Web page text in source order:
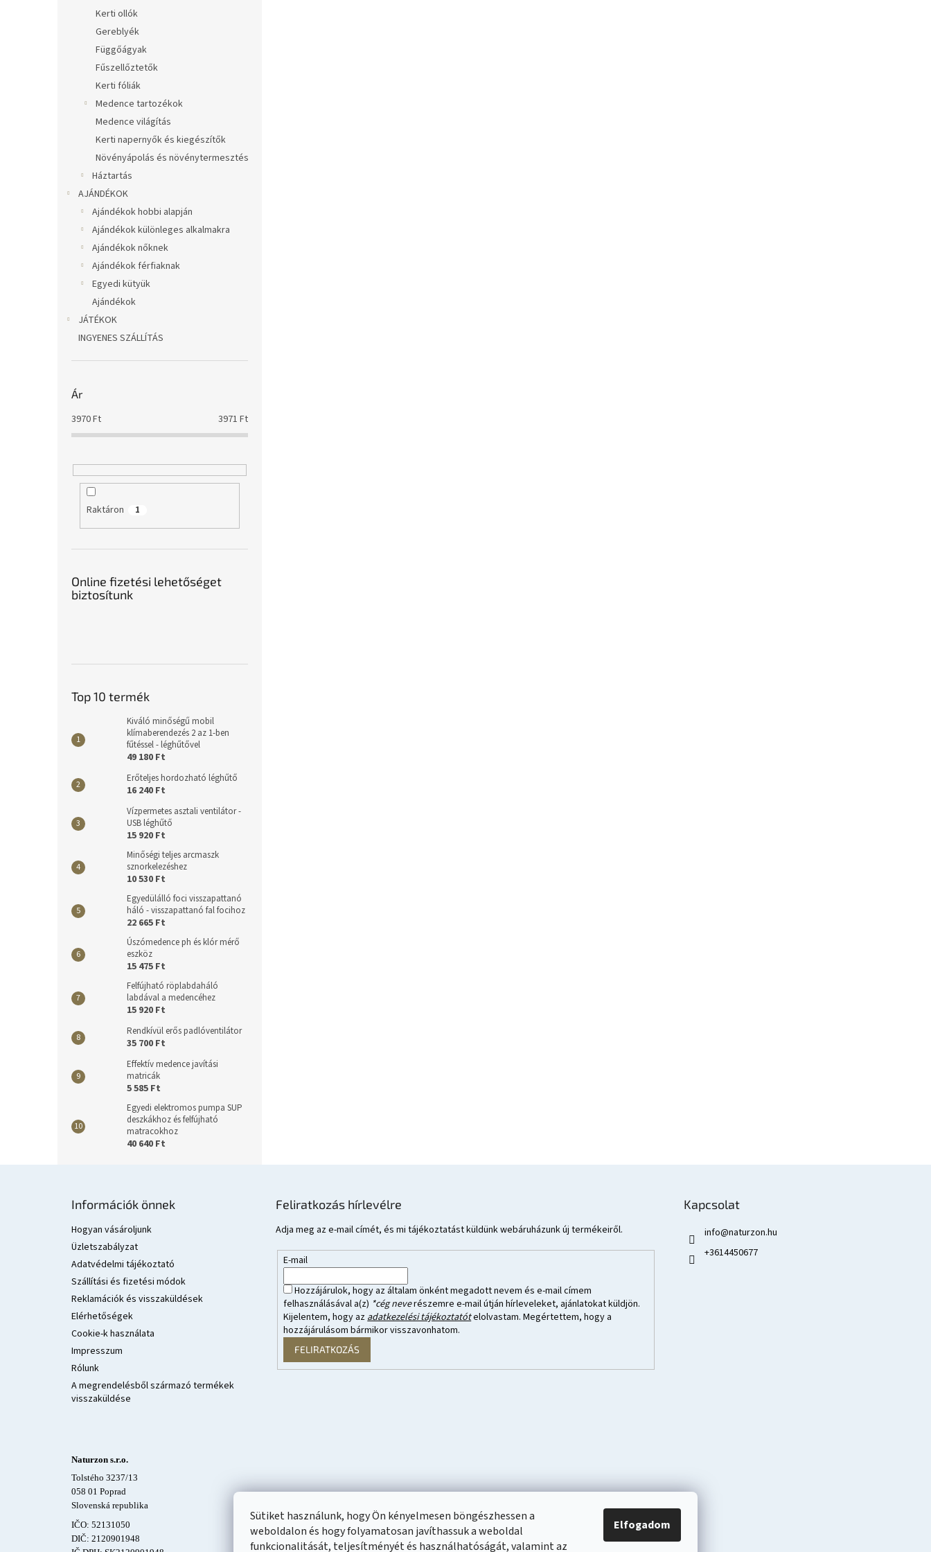
Sütiket használunk, hogy Ön kényelmesen böngészhessen a
weboldalon és hogy folyamatosan javíthassuk a weboldal
funkcionalitását, teljesítményét és használhatóságát, valamint az
Elfogadom
Kerti ollók
Gereblyék
Függőágyak
Fűszellőztetők
Kerti fóliák
Medence tartozékok
Medence világítás
Kerti napernyők és kiegészítők
Növényápolás és növénytermesztés
Háztartás
AJÁNDÉKOK
Ajándékok hobbi alapján
Ajándékok különleges alkalmakra
Ajándékok nőknek
Ajándékok férfiaknak
Egyedi kütyük
Ajándékok
JÁTÉKOK
INGYENES SZÁLLÍTÁS
Ár
3970Ft 3971 Ft
Raktáron 1
Online fizetési lehetőséget
biztosítunk
Top 10 termék
Kiváló minőségű mobil
klímaberendezés 2 az 1-ben
fűtéssel - léghűtővel
49 180 Ft
Erőteljes hordozható léghűtő
16 240 Ft
Vízpermetes asztali ventilátor -
USB léghűtő
15 920 Ft
Minőségi teljes arcmaszk
sznorkelezéshez
10 530 Ft
Egyedülálló foci visszapattanó
háló - visszapattanó fal focihoz
22 665 Ft
Úszómedence ph és klór mérő
eszköz
15 475 Ft
Felfújható röplabdaháló
labdával a medencéhez
15 920 Ft
Rendkívül erős padlóventilátor
35 700 Ft
Effektív medence javítási
matricák
5 585 Ft
Egyedi elektromos pumpa SUP
deszkákhoz és felfújható
matracokhoz
40 640 Ft
Információk önnek
Hogyan vásároljunk
Üzletszabályzat
Adatvédelmi tájékoztató
Szállítási és fizetési módok
Reklamációk és visszaküldések
Elérhetőségek
Cookie-k használata
Impresszum
Rólunk
A megrendelésből származó termékek
visszaküldése
Feliratkozás hírlevélre
Adja meg az e-mail címét, és mi tájékoztatást küldünk webáruházunk új termékeiről.
E-mail
Hozzájárulok, hogy az általam önként megadott nevem és e-mail címem
felhasználásával a(z) *cég neverészemre e-mail útján hírleveleket, ajánlatokat küldjön.
Kijelentem, hogy az adatkezelési tájékoztatótelolvastam. Megértettem, hogy a
hozzájárulásom bármikor visszavonhatom.
FELIRATKOZÁS
Kapcsolat
info@naturzon.hu
+3614450677
Naturzon s.r.o.
Tolstého 3237/13
058 01 Poprad
Slovenská republika
IČO: 52131050
DIČ: 2120901948